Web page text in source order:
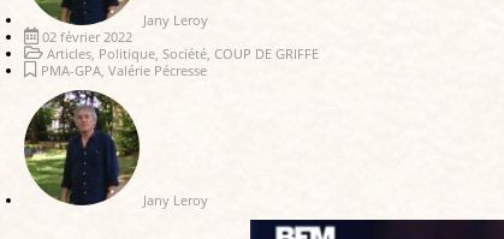
Jany Leroy
02 février 2022
Articles Politique Société COUP DE GRIFFE
PMA-GPA Valérie Pécresse
Jany Leroy